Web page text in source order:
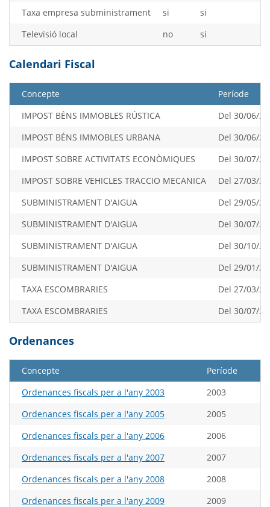
Taxa empresa subministrament si
si
Televisió local
no si
Calendari Fiscal
Concepte
Període
IMPOST BÉNS IMMOBLES RÚSTICA
Del 30/06/
IMPOST BÉNS IMMOBLES URBANA
Del 30/06/
IMPOST SOBRE ACTIVITATS ECONÒMIQUES
Del 30/07/
IMPOST SOBRE VEHICLES TRACCIO MECANICA
Del 27/03/
SUBMINISTRAMENT D'AIGUA
Del 29/05/
SUBMINISTRAMENT D'AIGUA
Del 30/07/
SUBMINISTRAMENT D'AIGUA
Del 30/10/
SUBMINISTRAMENT D'AIGUA
Del 29/01/
TAXA ESCOMBRARIES
Del 27/03/
TAXA ESCOMBRARIES
Del 30/07/
Ordenances
Concepte
Període
Ordenances fiscals per a l'any 2003
2003
Ordenances fiscals per a l'any 2005
2005
Ordenances fiscals per a l'any 2006
2006
Ordenances fiscals per a l'any 2007
2007
Ordenances fiscals per a l'any 2008
2008
Ordenances fiscals per a l'any 2009
2009